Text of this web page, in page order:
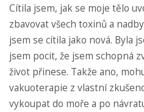
Cítila jsem, jak se moje tělo
zbavovat všech toxinů a
jsem se cítila jako nová. Byla
jsem pocit, že jsem schopná
život přinese. Takže ano,
vakuoterapie z vlastní
vykoupat do moře a po